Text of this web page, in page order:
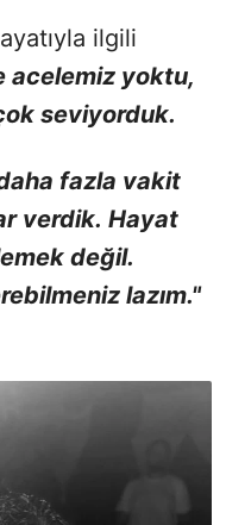
ilgili
acelemiz yoktu,
seviyorduk.
fazla vakit
verdik. Hayat
değil.
lazım."